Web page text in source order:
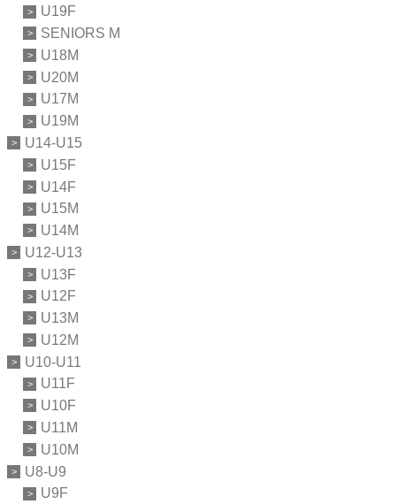
U19F
SENIORS M
U18M
U20M
U17M
U19M
U14-U15
U15F
U14F
U15M
U14M
U12-U13
U13F
U12F
U13M
U12M
U10-U11
U11F
U10F
U11M
U10M
U8-U9
U9F